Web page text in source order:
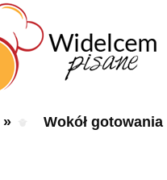
» Wokół gotowania